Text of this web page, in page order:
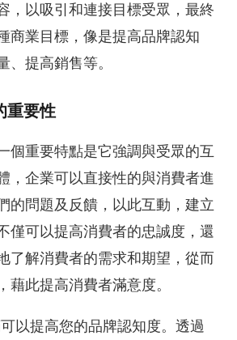
，以吸引和連接目標受眾，最終
商業目標，像是提高品牌認知
、提高銷售等。
重要性
個重要特點是它強調與受眾的互
，企業可以直接性的與消費者進
的問題及反饋，以此互動，建立
僅可以提高消費者的忠誠度，還
了解消費者的需求和期望，從而
藉此提高消費者滿意度。
以提高您的品牌認知度。透過